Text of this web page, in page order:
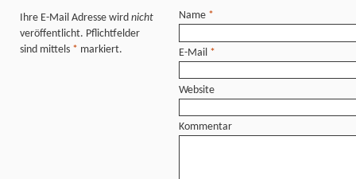
Ihre E-Mail Adresse wird nicht
veröffentlicht. Pflichtfelder
sind mittels * markiert.
Name *
E-Mail *
Website
Kommentar